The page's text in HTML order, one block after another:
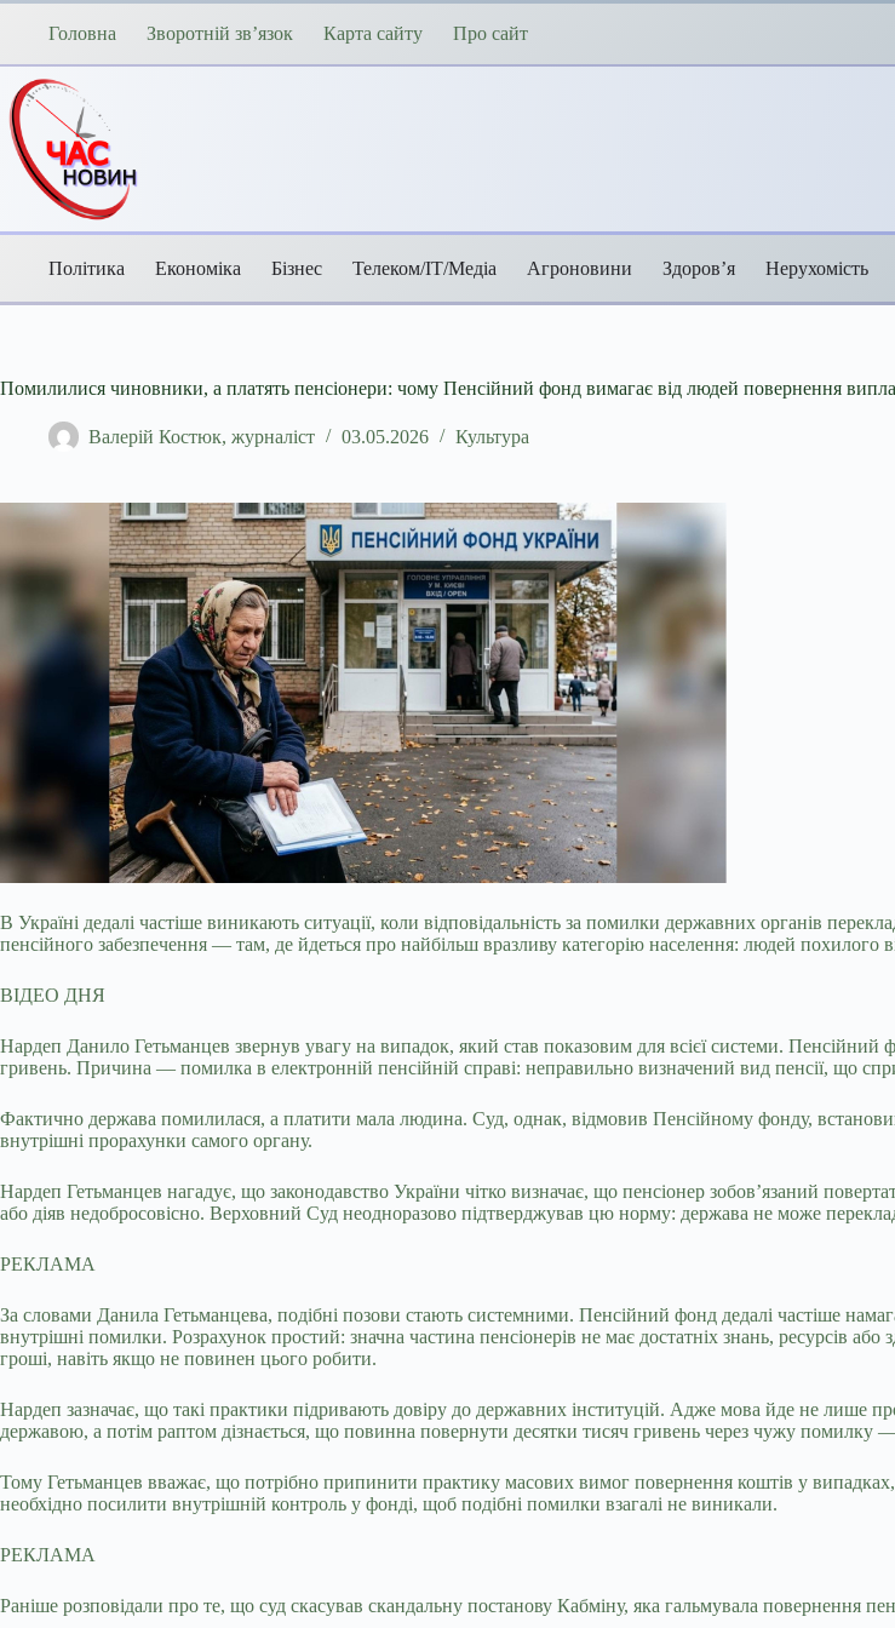
Перейти
Головна Зворотній зв’язок Карта сайту Про сайт
Політика Економіка Бізнес Телеком/ІТ/Медіа Агроновини Здоров’я Нерухомість
Помилилися чиновники, а платять пенсіонери: чому Пенсійний фонд вимагає від людей повернення
Валерій Костюк, журналіст 03.05.2026 Культура
В Україні дедалі частіше виникають ситуації, коли відповідальність за помилки державних органів
пенсійного забезпечення — там, де йдеться про найбільш вразливу категорію населення: людей похилого
ВІДЕО ДНЯ
Нардеп Данило Гетьманцев звернув увагу на випадок, який став показовим для всієї системи.
гривень. Причина — помилка в електронній пенсійній справі: неправильно визначений вид пенсії, що
Фактично держава помилилася, а платити мала людина. Суд, однак, відмовив Пенсійному фонду,
внутрішні прорахунки самого органу.
Нардеп Гетьманцев нагадує, що законодавство України чітко визначає, що пенсіонер зобов’язаний
або діяв недобросовісно. Верховний Суд неодноразово підтверджував цю норму: держава не може
РЕКЛАМА
За словами Данила Гетьманцева, подібні позови стають системними. Пенсійний фонд дедалі частіше
внутрішні помилки. Розрахунок простий: значна частина пенсіонерів не має достатніх знань, ресурсів
гроші, навіть якщо не повинен цього робити.
Нардеп зазначає, що такі практики підривають довіру до державних інституцій. Адже мова йде не лише
державою, а потім раптом дізнається, що повинна повернути десятки тисяч гривень через чужу помилку
Тому Гетьманцев вважає, що потрібно припинити практику масових вимог повернення коштів у
необхідно посилити внутрішній контроль у фонді, щоб подібні помилки взагалі не виникали.
РЕКЛАМА
Раніше розповідали про те, що суд скасував скандальну постанову Кабміну, яка гальмувала повернення